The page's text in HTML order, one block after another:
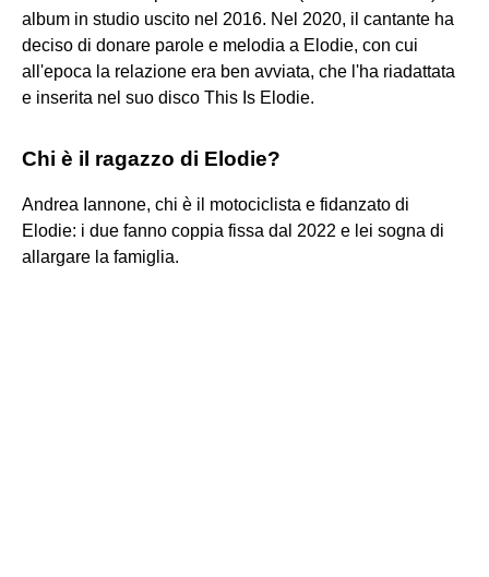
album in studio uscito nel 2016. Nel 2020, il cantante ha
deciso di donare parole e melodia a Elodie, con cui
all'epoca la relazione era ben avviata, che l'ha riadattata
e inserita nel suo disco This Is Elodie.
Chi è il ragazzo di Elodie?
Andrea Iannone, chi è il motociclista e fidanzato di
Elodie: i due fanno coppia fissa dal 2022 e lei sogna di
allargare la famiglia.